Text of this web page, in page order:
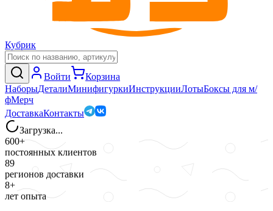
Кубрик
Войти
Корзина
НаборыДеталиМинифигуркиИнструкцииЛотыБоксы для м/
фМерч
ДоставкаКонтакты
Загрузка...
600+
постоянных клиентов
89
регионов доставки
8+
лет опыта